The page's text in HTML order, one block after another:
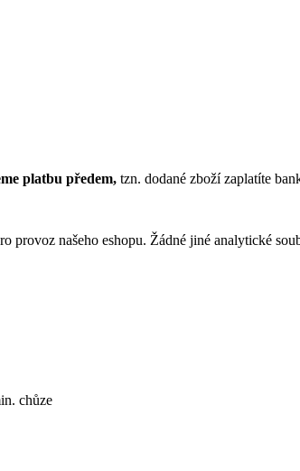
platbu předem, tzn. dodané zboží zaplatíte
provoz našeho eshopu. Žádné jiné analytické
chůze